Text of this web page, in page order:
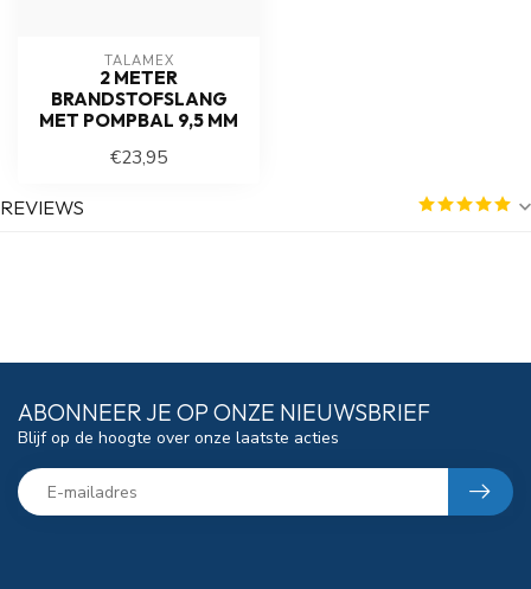
TALAMEX
2 METER
BRANDSTOFSLANG
MET POMPBAL 9,5 MM
€23,95
REVIEWS
ABONNEER JE OP ONZE NIEUWSBRIEF
Blijf op de hoogte over onze laatste acties